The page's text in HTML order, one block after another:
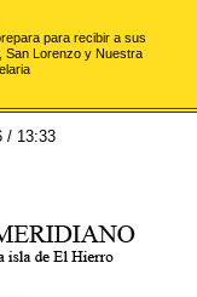
para recibir a sus
San Lorenzo y Nuestra
/ 13:33